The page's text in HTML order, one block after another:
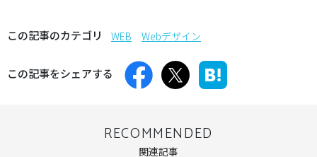
この記事のカテゴリ WEB Webデザイン
この記事をシェアする
RECOMMENDED
関連記事